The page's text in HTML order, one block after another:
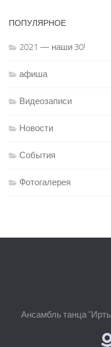
ПОПУЛЯРНОЕ
2021 — наши 30!
афиша
Видеозаписи
Новости
События
Фотогалерея
Ансамбль танца